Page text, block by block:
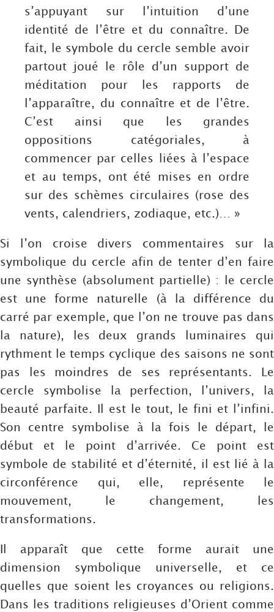
s’appuyant sur l’intuition d’une
identité de l’être et du connaître. De
fait, le symbole du cercle semble avoir
partout joué le rôle d’un support de
méditation pour les rapports de
l’apparaître, du connaître et de l’être.
C’est ainsi que les grandes
oppositions catégoriales, à
commencer par celles liées à l’espace
et au temps, ont été mises en ordre
sur des schèmes circulaires (rose des
vents, calendriers, zodiaque, etc.)… »
Si l’on croise divers commentaires sur la
symbolique du cercle afin de tenter d’en faire
une synthèse (absolument partielle) : le cercle
est une forme naturelle (à la différence du
carré par exemple, que l’on ne trouve pas dans
la nature), les deux grands luminaires qui
rythment le temps cyclique des saisons ne sont
pas les moindres de ses représentants. Le
cercle symbolise la perfection, l’univers, la
beauté parfaite. Il est le tout, le fini et l’infini.
Son centre symbolise à la fois le départ, le
début et le point d’arrivée. Ce point est
symbole de stabilité et d’éternité, il est lié à la
circonférence qui, elle, représente le
mouvement, le changement, les
transformations.
Il apparaît que cette forme aurait une
dimension symbolique universelle, et ce
quelles que soient les croyances ou religions.
Dans les traditions religieuses d’Orient comme